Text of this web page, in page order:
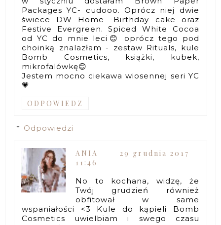
Packages YC- cudooo. Oprócz niej dwie
świece DW Home -Birthday cake oraz
Festive Evergreen. Spiced White Cocoa
od YC do mnie leci😊 oprócz tego pod
choinką znalazłam - zestaw Rituals, kule
Bomb Cosmetics, książki, kubek,
mikrofalówkę😊
Jestem mocno ciekawa wiosennej seri YC
💗
ODPOWIEDZ
Odpowiedzi
ANIA
29 grudnia 2017
11:46
No to kochana, widzę, że
Twój grudzień również
obfitował w same
wspaniałości <3 Kule do kąpieli Bomb
Cosmetics uwielbiam i swego czasu